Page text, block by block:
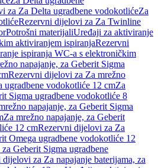
za Za Delta ugradbene vodokotlićeZa
Rezervni dijelovi za Za Twinline
Potrošni materijaliUređaji za aktiviranje
aktiviranjem ispiranjaRezervni
ispiranja WC-a s elektroničkim
napajanje, za Geberit Sigma
Rezervni dijelovi za Za mrežno
ugradbene vodokotliće 12 cmZa
Sigma ugradbene vodokotliće 8
napajanje, za Geberit Sigma
Za mrežno napajanje, za Geberit
12 cmRezervni dijelovi za Za
Omega ugradbene vodokotliće 12
Geberit Sigma ugradbene
za Za napajanje baterijama, za